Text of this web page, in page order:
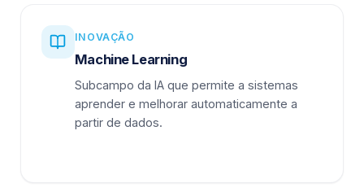
INOVAÇÃO
Machine Learning
Subcampo da IA que permite a sistemas
aprender e melhorar automaticamente a
partir de dados.